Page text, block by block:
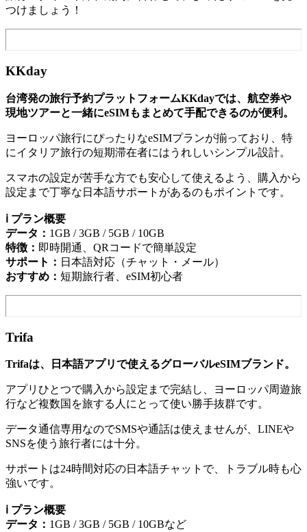
つけましょう！
KKday
台湾発の旅行予約プラットフォームKKdayでは、航空券や
現地ツアーと一緒にeSIMもまとめて手配できるのが便利。
ヨーロッパ旅行にぴったりなeSIMプランが揃っており、特
にイタリア旅行の短期滞在者にはうれしいシンプル設計。
スマホの設定が苦手な方でも安心して使えるよう、購入から
設定まで丁寧な日本語サポートがあるのもポイントです。
ℹ️ プラン概要
データ： 1GB / 3GB / 5GB / 10GB
特徴： 即時開通、QRコードで簡単設定
サポート： 日本語対応（チャット・メール）
おすすめ： 短期旅行者、eSIM初心者
Trifa
Trifaは、日本語アプリで使えるグローバルeSIMブランド。
アプリひとつで購入から設定まで完結し、ヨーロッパ周遊旅
行など複数国を旅する人にとって使い勝手抜群です。
データ通信専用なのでSMSや通話は使えませんが、LINEや
SNSを使う旅行者には十分。
サポートは24時間対応の日本語チャットで、トラブル時も心
強いです。
ℹ️ プラン概要
データ： 1GB / 3GB / 5GB / 10GBなど